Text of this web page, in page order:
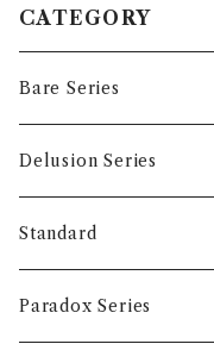
CATEGORY
Bare Series
Tops
T-shirts
Long sleeve
Accessory
Delusion Series
Tops
T-shirts
Accessory
Standard
Tops
Paradox Series